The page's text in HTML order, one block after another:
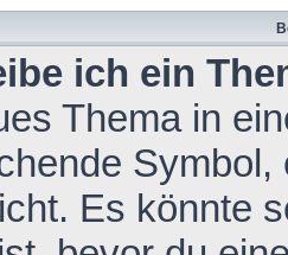
ich ein
Thema in
Es könnte